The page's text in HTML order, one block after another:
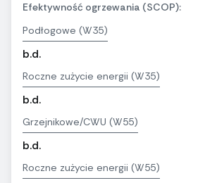
Efektywność ogrzewania (SCOP):
Podłogowe (W35)
b.d.
Roczne zużycie energii (W35)
b.d.
Grzejnikowe/CWU (W55)
b.d.
Roczne zużycie energii (W55)